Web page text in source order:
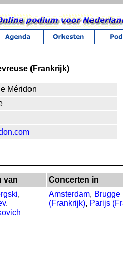
(Frankrijk)
Méridon
van
Concerten in
,
,
Amsterdam, Brugge
(Frankrijk), Parijs